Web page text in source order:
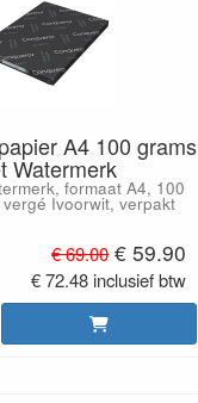
A4 100 grams
Watermerk
formaat A4, 100
vergé Ivoorwit, verpakt
€ 69.00 € 59.90
€ 72.48 inclusief btw